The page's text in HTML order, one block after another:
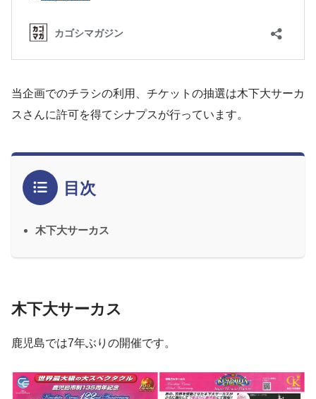
当企画でのチラシの利用、チケットの抽選は木下大サーカ
スさんに許可を得てシナプスが行っています。
目次
木下大サーカス
木下大サーカス
鹿児島では7年ぶりの開催です。